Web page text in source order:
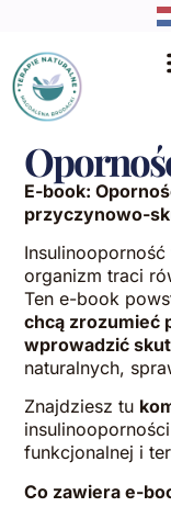
E-book:
przyczynowo-
organizm traci
Ten e-book
chcą zrozumieć
wprowadzić
naturalnych,
Znajdziesz tu
funkcjonalnej i
Co zawiera e-